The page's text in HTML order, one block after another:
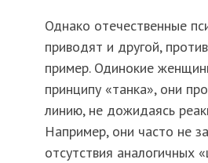
Однако отечественные
приводят и другой,
пример. Одинокие
принципу «танка», они
линию, не дожидаясь
Например, они часто не
отсутствия аналогичных